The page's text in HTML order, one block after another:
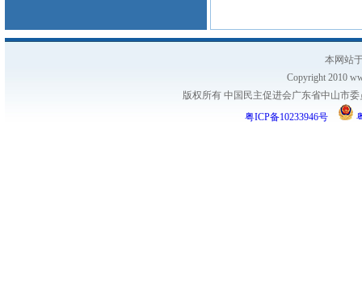
本网站
Copyright 2010
版权所有 中国民主促进会广东省中山市
粤ICP备10233946号